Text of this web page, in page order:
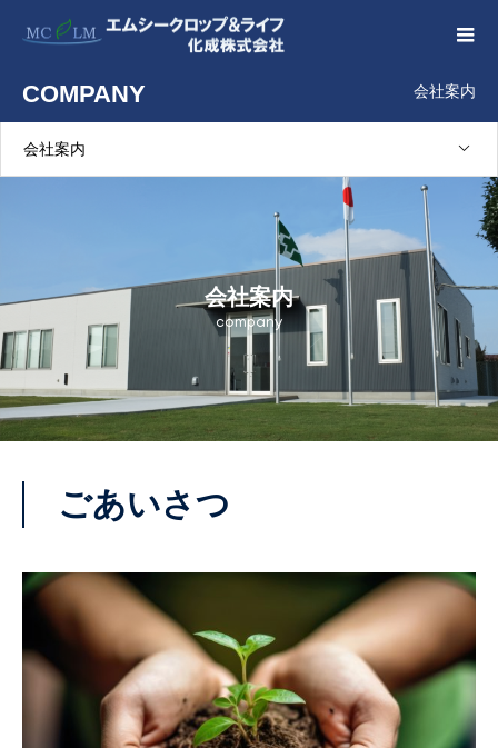
COMPANY 会社案内
会社案内
会社案内
company
ごあいさつ